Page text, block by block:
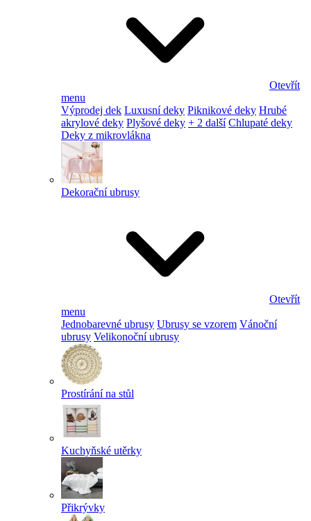
Otevřít
menu
Výprodej dek Luxusní deky Piknikové deky Hrubé
akrylové deky Plyšové deky + 2 další Chlupaté deky
Deky z mikrovlákna
Dekorační ubrusy
Otevřít
menu
Jednobarevné ubrusy Ubrusy se vzorem Vánoční
ubrusy Velikonoční ubrusy
Prostírání na stůl
Kuchyňské utěrky
Přikrývky